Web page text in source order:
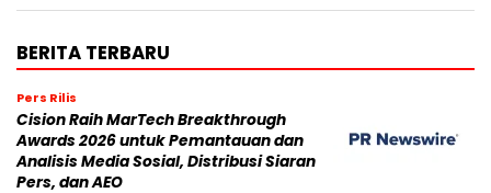
BERITA TERBARU
Pers Rilis
Cision Raih MarTech Breakthrough
Awards 2026 untuk Pemantauan dan
Analisis Media Sosial, Distribusi Siaran
Pers, dan AEO